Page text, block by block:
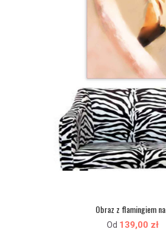
Obraz z flamingiem na...
Od 139,00 zł